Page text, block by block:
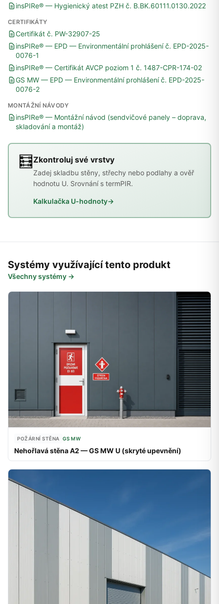
insPIRe® — Hygienický atest PZH č. B.BK.60111.0130.2022
CERTIFIKÁTY
Certifikát č. PW-32907-25
insPIRe® — EPD — Environmentální prohlášení č. EPD-2025-
0076-1
insPIRe® — Certifikát AVCP poziom 1 č. 1487-CPR-174-02
GS MW — EPD — Environmentální prohlášení č. EPD-2025-
0076-2
MONTÁŽNÍ NÁVODY
insPIRe® — Montážní návod (sendvičové panely – doprava,
skladování a montáž)
🧮Zkontroluj své vrstvy
Zadej skladbu stěny, střechy nebo podlahy a ověř
hodnotu U. Srovnání s termPIR.
Kalkulačka U-hodnoty→
Systémy využívající tento produkt
Všechny systémy →
POŽÁRNÍ STĚNA GS MW
Nehořlavá stěna A2 — GS MW U (skryté upevnění)